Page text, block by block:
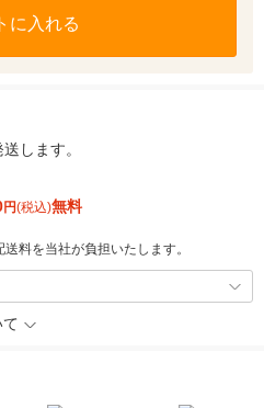
に入れる
します。
円(税込)無料
料を当社が負担いたします。